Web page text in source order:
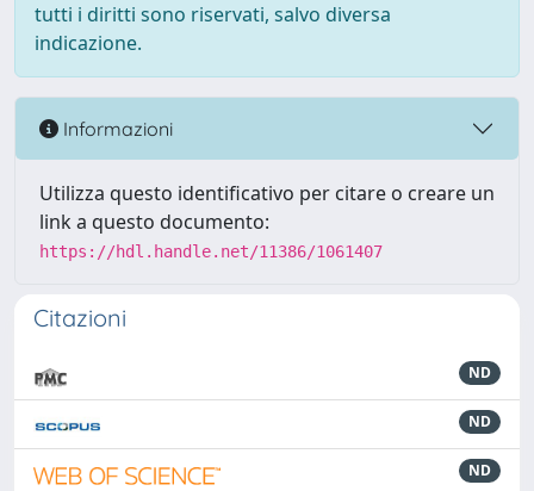
tutti i diritti sono riservati, salvo diversa
indicazione.
Informazioni
Utilizza questo identificativo per citare o creare un
link a questo documento:
https://hdl.handle.net/11386/1061407
Citazioni
ND
ND
ND